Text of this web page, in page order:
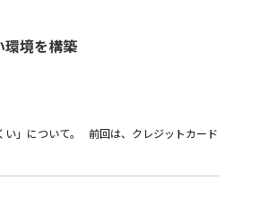
環境を構築
い」について。 前回は、クレジットカード